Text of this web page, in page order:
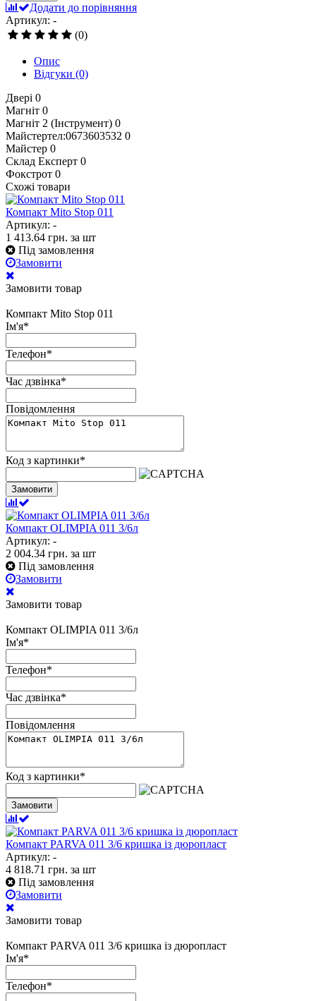
Додати до порівняння
Артикул: -
(0)
Опис
Відгуки (0)
Двері 0
Магніт 0
Магніт 2 (Інструмент) 0
Майстертел:0673603532 0
Майстер 0
Склад Експерт 0
Фокстрот 0
Схожі товари
Компакт Mito Stop 011
Артикул: -
1 413.64 грн. за шт
Під замовлення
Замовити
Замовити товар
Компакт Mito Stop 011
Ім'я*
Телефон*
Час дзвінка*
Повідомлення
Код з картинки*
Замовити
Компакт OLIMPIA 011 3/6л
Артикул: -
2 004.34 грн. за шт
Під замовлення
Замовити
Замовити товар
Компакт OLIMPIA 011 3/6л
Ім'я*
Телефон*
Час дзвінка*
Повідомлення
Код з картинки*
Замовити
Компакт PARVA 011 3/6 кришка із дюропласт
Артикул: -
4 818.71 грн. за шт
Під замовлення
Замовити
Замовити товар
Компакт PARVA 011 3/6 кришка із дюропласт
Ім'я*
Телефон*